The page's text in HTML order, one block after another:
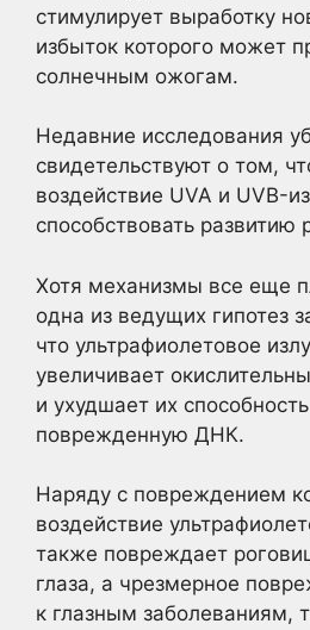
стимулирует выработку
избыток которого может
солнечным ожогам.
Недавние исследования
свидетельствуют о том,
воздействие UVA и UVB-
способствовать развитию
Хотя механизмы все еще
одна из ведущих гипотез
что ультрафиолетовое
увеличивает
и ухудшает их
поврежденную ДНК.
Наряду с повреждением
воздействие
также повреждает
глаза, а чрезмерное
к глазным заболеваниям,